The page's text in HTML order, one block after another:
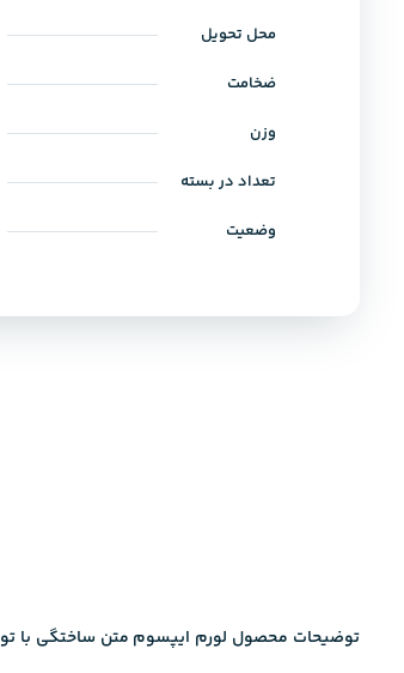
محل تحویل
ضخامت
وزن
تعداد در بسته
وضعیت
توضیحات محصول لورم ایپسوم متن ساختگی با